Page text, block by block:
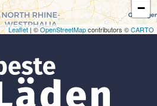
−
Leaflet| ©OpenStreetMapcontributors ©CARTO